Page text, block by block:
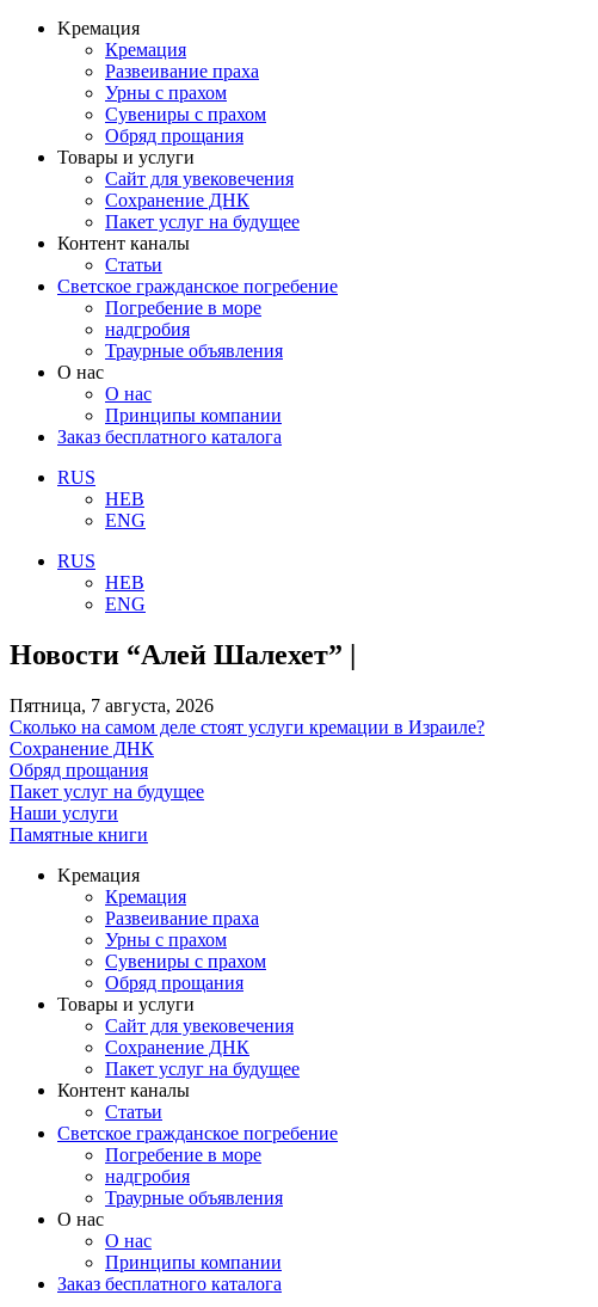
Kремация
Кремация
Развеивание праха
Урны с прахом
Сувениры с прахом
Обряд прощания
Товары и услуги
Сайт для увековечения
Сохранение ДНК
Пакет услуг на будущее
Контент каналы
Статьи
Светское гражданское погребение
Погребение в море
надгробия
Траурные объявления
О нас
О нас
Принципы компании
Заказ бесплатного каталога
RUS
HEB
ENG
RUS
HEB
ENG
Новости “Алей Шалехет” |
Пятница, 7 августа, 2026
Сколько на самом деле стоят услуги кремации в Израиле?
Сохранение ДНК
Обряд прощания
Пакет услуг на будущее
Наши услуги
Памятные книги
Kремация
Кремация
Развеивание праха
Урны с прахом
Сувениры с прахом
Обряд прощания
Товары и услуги
Сайт для увековечения
Сохранение ДНК
Пакет услуг на будущее
Контент каналы
Статьи
Светское гражданское погребение
Погребение в море
надгробия
Траурные объявления
О нас
О нас
Принципы компании
Заказ бесплатного каталога